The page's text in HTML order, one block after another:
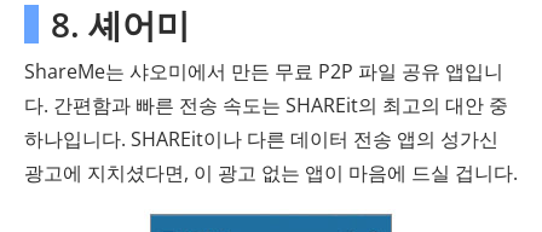
8. 셰어미
ShareMe는 샤오미에서 만든 무료 P2P 파일 공유 앱입니
다. 간편함과 빠른 전송 속도는 SHAREit의 최고의 대안 중
하나입니다. SHAREit이나 다른 데이터 전송 앱의 성가신
광고에 지치셨다면, 이 광고 없는 앱이 마음에 드실 겁니다.